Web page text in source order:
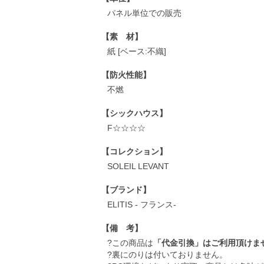
パネル単位での販売
【素 材】
紙 [ベース:不織]
【防火性能】
不燃
【シックハウス】
F☆☆☆☆
【コレクション】
SOLEIL LEVANT
【ブランド】
ELITIS - フランス-
【備 考】
?この商品は 「代金引換」はご利用頂けま
?裏にのりは付いておりません。